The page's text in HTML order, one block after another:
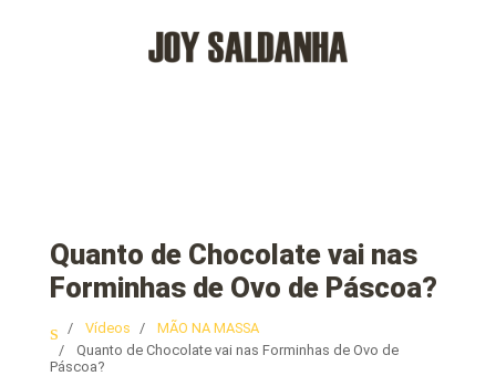
Quanto de Chocolate vai nas
Forminhas de Ovo de Páscoa?
Vídeos
MÃO NA MASSA
Quanto de Chocolate vai nas Forminhas de Ovo de
Páscoa?